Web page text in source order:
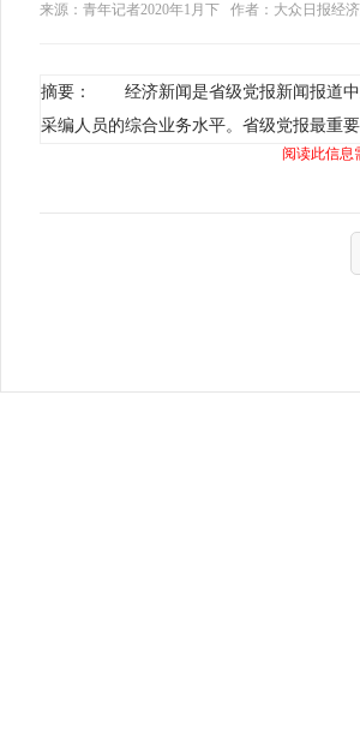
来源：青年记者2020年1月下
作者：大众日报经
摘要： 经济新闻是省级党报新闻报道中
采编人员的综合业务水平。省级党报最重
阅读此信息